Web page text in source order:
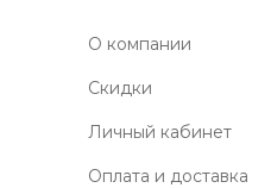
О компании
Скидки
Личный кабинет
Оплата и доставка